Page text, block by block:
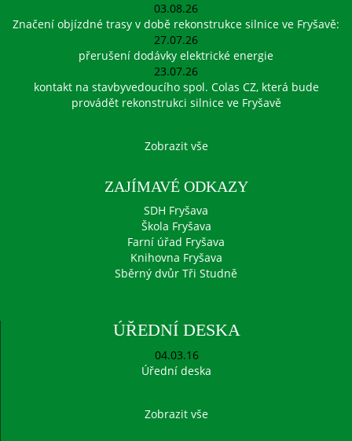
03.08.26
Značení objízdné trasy v době rekonstrukce silnice ve Fryšavě:
27.07.26
přerušení dodávky elektrické energie
23.07.26
kontakt na stavbyvedoucího spol. Colas CZ, která bude
provádět rekonstrukci silnice ve Fryšavě
Zobrazit vše
ZAJÍMAVÉ ODKAZY
SDH Fryšava
Škola Fryšava
Farní úřad Fryšava
Knihovna Fryšava
Sběrný dvůr Tři Studně
ÚŘEDNÍ DESKA
04.03.16
Úřední deska
Zobrazit vše